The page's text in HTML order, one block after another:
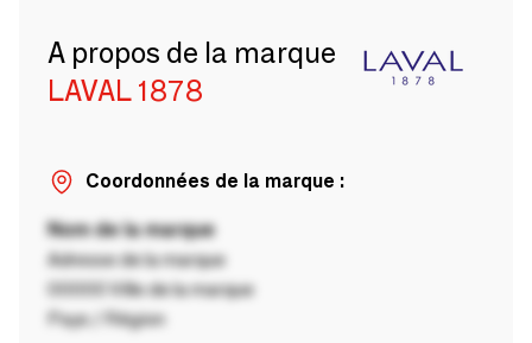
A propos de la marque
LAVAL 1878
Coordonnées de la marque :
Nom de la marque
Adresse de la marque
00000 Ville de la marque
Pays / Région